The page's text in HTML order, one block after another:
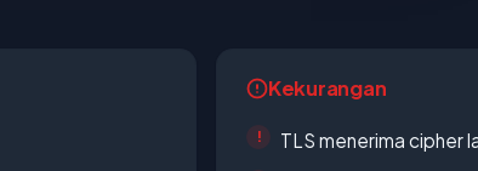
Kekurangan
TLS menerima cipher